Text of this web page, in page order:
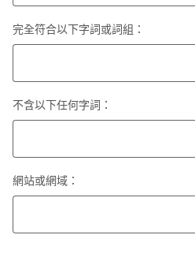
完全符合以下字詞或詞組：
不含以下任何字詞：
網站或網域：